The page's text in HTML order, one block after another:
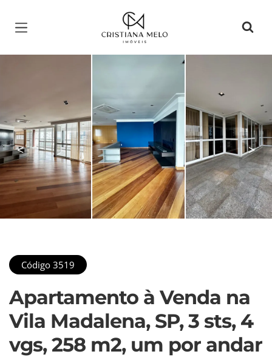
Página inicial
< >
Código 3519
Apartamento à Venda na
Vila Madalena, SP, 3 sts, 4
vgs, 258 m2, um por andar